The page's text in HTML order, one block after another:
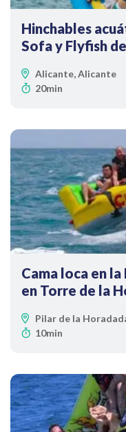
Hinchables
Sofa y Flyfish
Alicante, Alicante
20min
Cama loca en
en Torre de la
Pilar de la
10min